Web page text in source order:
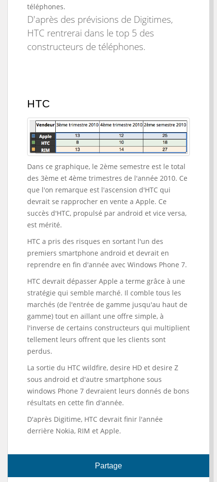
téléphones.
D'après des prévisions de Digitimes,
HTC rentrerai dans le top 5 des
constructeurs de téléphones.
HTC
Dans ce graphique, le 2ème semestre est le total
des 3ème et 4ème trimestres de l'année 2010. Ce
que l'on remarque est l'ascension d'HTC qui
devrait se rapprocher en vente a Apple. Ce
succès d'HTC, propulsé par android et vice versa,
est mérité.
HTC a pris des risques en sortant l'un des
premiers smartphone android et devrait en
reprendre en fin d'année avec Windows Phone 7.
HTC devrait dépasser Apple a terme grâce à une
stratégie qui semble marché. Il comble tous les
marchés (de l'entrée de gamme jusqu'au haut de
gamme) tout en aillant une offre simple, à
l'inverse de certains constructeurs qui multiplient
tellement leurs offrent que les clients sont
perdus.
La sortie du HTC wildfire, desire HD et desire Z
sous android et d'autre smartphone sous
windows Phone 7 devraient leurs donnés de bons
résultats en cette fin d'année.
D'après Digitime, HTC devrait finir l'année
derrière Nokia, RIM et Apple.
Partage